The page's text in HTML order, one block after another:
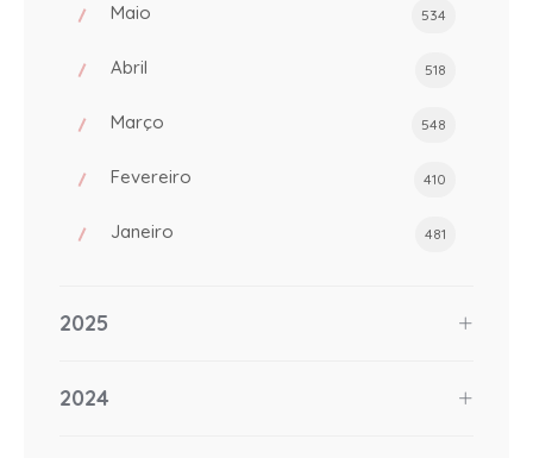
Maio 534
Abril 518
Março 548
Fevereiro 410
Janeiro 481
2025
2024